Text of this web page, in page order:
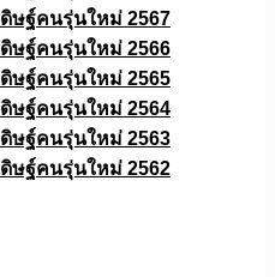
ษฐ์คนรุ่นใหม่ 2567
ษฐ์คนรุ่นใหม่ 2566
ษฐ์คนรุ่นใหม่ 2565
ษฐ์คนรุ่นใหม่ 2564
ษฐ์คนรุ่นใหม่ 2563
ษฐ์คนรุ่นใหม่ 2562